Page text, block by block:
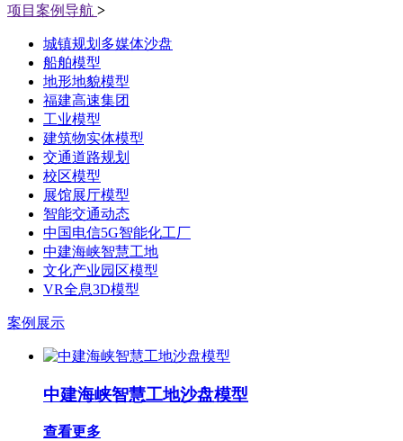
项目案例导航 >
城镇规划多媒体沙盘
船舶模型
地形地貌模型
福建高速集团
工业模型
建筑物实体模型
交通道路规划
校区模型
展馆展厅模型
智能交通动态
中国电信5G智能化工厂
中建海峡智慧工地
文化产业园区模型
VR全息3D模型
案例展示
中建海峡智慧工地沙盘模型
查看更多